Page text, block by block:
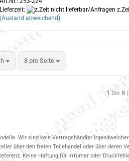
Lieferzeit:
(Ausland abweichend)
8 pro Seite
1 bis 8
Wir sind kein Vertragshändler
über den freien Teilehandel oder über
Keine Haftung für Irrtümer oder